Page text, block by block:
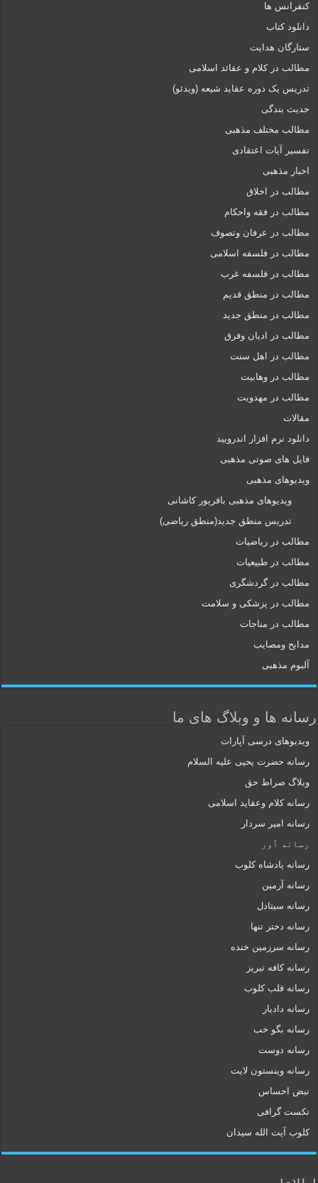
کنفرانس ها
دانلود کتاب
ستارگان هدایت
مطالب در کلام و عقائد اسلامی
تدریس یک دوره عقاید شیعه (ویدئو)
حدیث بندگی
مطالب مختلف مذهبی
تفسیر آیات اعتقادی
اخبار مذهبی
مطالب در اخلاق
مطالب در فقه واحکام
مطالب در عرفان وتصوف
مطالب در فلسفه اسلامی
مطالب در فلسفه غرب
مطالب در منطق قدیم
مطالب در منطق جدید
مطالب در ادیان وفرق
مطالب در اهل سنت
مطالب در وهابیت
مطالب در مهدویت
مقالات
دانلود نرم افزار اندرویید
فایل های صوتی مذهبی
ویدیوهای مذهبی
ویدیوهای مذهبی باقرپور کاشانی
تدریس منطق جدید(منطق ریاضی)
مطالب در ریاضیات
مطالب در طبیعیات
مطالب در گردشگری
مطالب در پزشکی و سلامت
مطالب در مناجات
مدایح ومصایب
آلبوم مذهبی
رسانه ها و وبلاگ های ما
ویدیوهای درسی آپارات
رسانه حضرت یحیی علیه السلام
وبلاگ صراط حق
رسانه کلام وعقاید اسلامی
رسانه امیر سردار
رسانه ٱور
رسانه پادشاه کلوب
رسانه آرمین
رسانه سیتادل
رسانه دختر تنها
رسانه سرزمین خنده
رسانه کافه تبریز
رسانه قلب کلوب
رسانه دادیار
رسانه بگو خب
رسانه دوست
رسانه وینستون لایت
نبض احساس
تکست گرافی
کلوب آیت الله سیدان